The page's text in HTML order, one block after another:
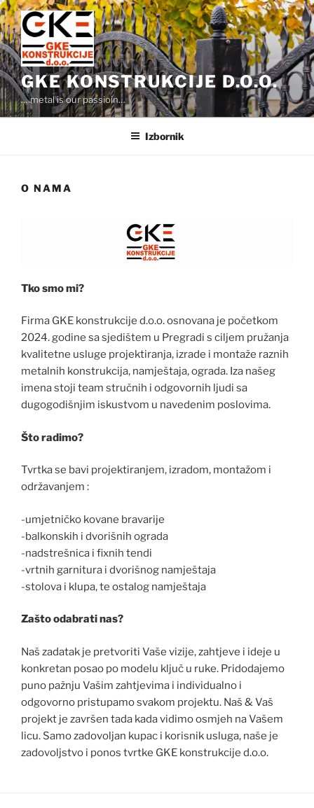
Preskoči
na
sadržaj
GKE KONSTRUKCIJE D.O.O.
….metal is our passioin…
Izbornik
O NAMA
Tko smo mi?
Firma GKE konstrukcije d.o.o. osnovana je početkom
2024. godine sa sjedištem u Pregradi s ciljem pružanja
kvalitetne usluge projektiranja, izrade i montaže raznih
metalnih konstrukcija, namještaja, ograda. Iza našeg
imena stoji team stručnih i odgovornih ljudi sa
dugogodišnjim iskustvom u navedenim poslovima.
Što radimo?
Tvrtka se bavi projektiranjem, izradom, montažom i
održavanjem :
-umjetničko kovane bravarije
-balkonskih i dvorišnih ograda
-nadstrešnica i fixnih tendi
-vrtnih garnitura i dvorišnog namještaja
-stolova i klupa, te ostalog namještaja
Zašto odabrati nas?
Naš zadatak je pretvoriti Vaše vizije, zahtjeve i ideje u
konkretan posao po modelu ključ u ruke. Pridodajemo
puno pažnju Vašim zahtjevima i individualno i
odgovorno pristupamo svakom projektu. Naš & Vaš
projekt je završen tada kada vidimo osmjeh na Vašem
licu. Samo zadovoljan kupac i korisnik usluga, naše je
zadovoljstvo i ponos tvrtke GKE konstrukcije d.o.o.